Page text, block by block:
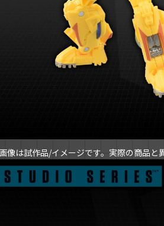
像は試作品/イメージです。実際の商品と